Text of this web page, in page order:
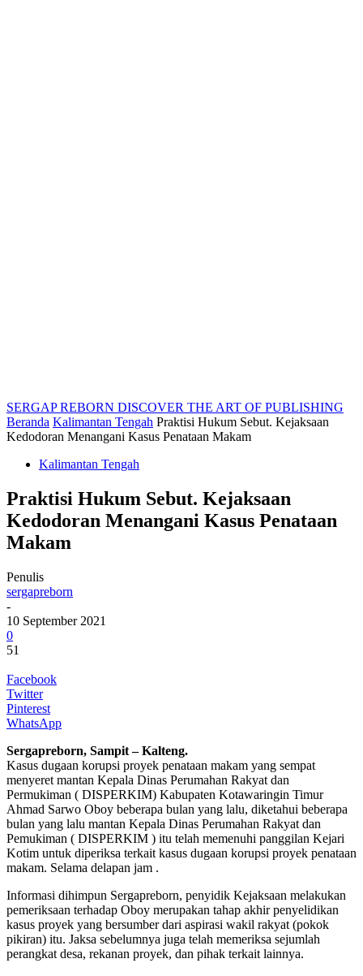
SERGAP REBORN DISCOVER THE ART OF PUBLISHING
Beranda Kalimantan Tengah Praktisi Hukum Sebut. Kejaksaan
Kedodoran Menangani Kasus Penataan Makam
Kalimantan Tengah
Praktisi Hukum Sebut. Kejaksaan
Kedodoran Menangani Kasus Penataan
Makam
Penulis
sergapreborn
-
10 September 2021
0
51
Facebook
Twitter
Pinterest
WhatsApp
Sergapreborn, Sampit – Kalteng.
Kasus dugaan korupsi proyek penataan makam yang sempat
menyeret mantan Kepala Dinas Perumahan Rakyat dan
Permukiman ( DISPERKIM) Kabupaten Kotawaringin Timur
Ahmad Sarwo Oboy beberapa bulan yang lalu, diketahui beberapa
bulan yang lalu mantan Kepala Dinas Perumahan Rakyat dan
Pemukiman ( DISPERKIM ) itu telah memenuhi panggilan Kejari
Kotim untuk diperiksa terkait kasus dugaan korupsi proyek penataan
makam. Selama delapan jam .
Informasi dihimpun Sergapreborn, penyidik Kejaksaan melakukan
pemeriksaan terhadap Oboy merupakan tahap akhir penyelidikan
kasus proyek yang bersumber dari aspirasi wakil rakyat (pokok
pikiran) itu. Jaksa sebelumnya juga telah memeriksa sejumlah
perangkat desa, rekanan proyek, dan pihak terkait lainnya.